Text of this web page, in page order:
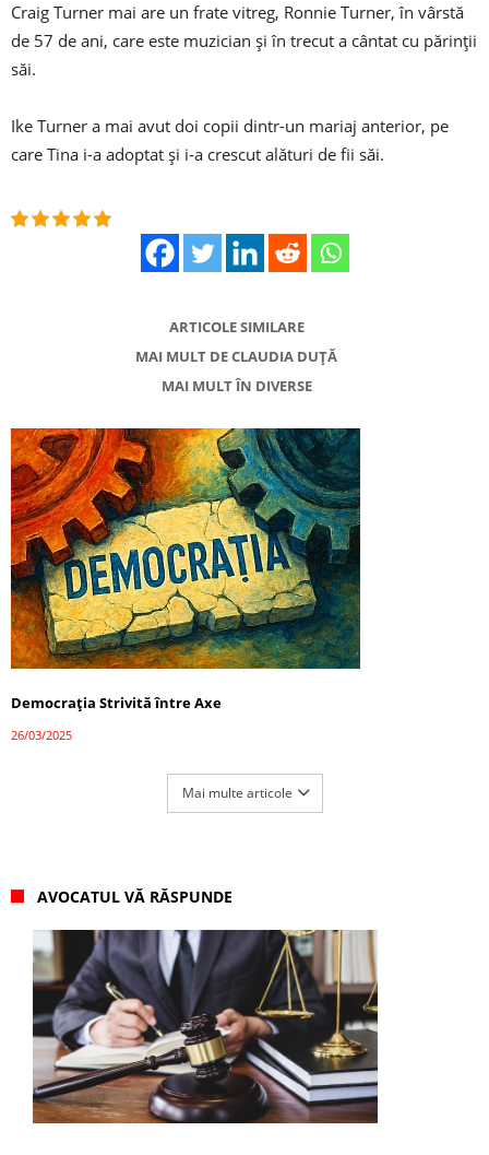
Craig Turner mai are un frate vitreg, Ronnie Turner, în vârstă
de 57 de ani, care este muzician şi în trecut a cântat cu părinţii
săi.
Ike Turner a mai avut doi copii dintr-un mariaj anterior, pe
care Tina i-a adoptat şi i-a crescut alături de fii săi.
ARTICOLE SIMILARE
MAI MULT DE CLAUDIA DUȚĂ
MAI MULT ÎN DIVERSE
Democrația Strivită între Axe
26/03/2025
Mai multe articole
AVOCATUL VĂ RĂSPUNDE